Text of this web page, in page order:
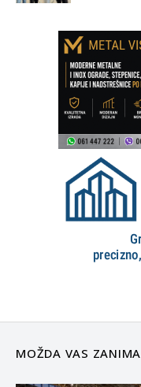
MOŽDA VAS ZANIMA